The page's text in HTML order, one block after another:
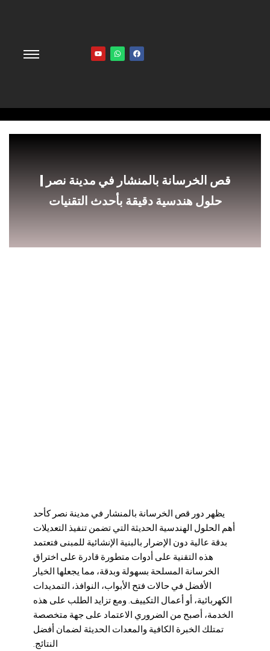
F
a
c
W
h
a
Y
o
u
قص الخرسانة بالمنشار في مدينة نصر |
حلول هندسية دقيقة بأحدث التقنيات
يظهر دور قص الخرسانة بالمنشار في مدينة نصر كأحد
أهم الحلول الهندسية الحديثة التي تضمن تنفيذ التعديلات
بدقة عالية دون الإضرار بالبنية الإنشائية للمبنى فتعتمد
هذه التقنية على أدوات متطورة قادرة على اختراق
الخرسانة المسلحة بسهولة وبدقة، مما يجعلها الخيار
الأفضل في حالات فتح الأبواب، النوافذ، التمديدات
الكهربائية، أو أعمال التكييف. ومع تزايد الطلب على هذه
الخدمة، أصبح من الضروري الاعتماد على جهة متخصصة
تمتلك الخبرة الكافية والمعدات الحديثة لضمان أفضل
النتائج.